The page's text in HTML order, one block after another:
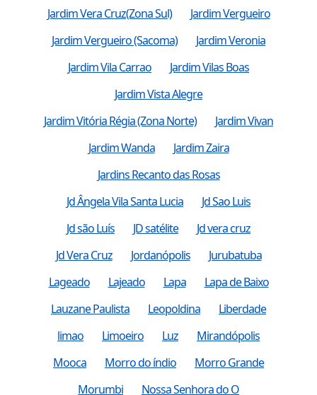
Jardim Vera Cruz(Zona Sul)
Jardim Vergueiro
Jardim Vergueiro (Sacoma)
Jardim Veronia
Jardim Vila Carrao
Jardim Vilas Boas
Jardim Vista Alegre
Jardim Vitória Régia (Zona Norte)
Jardim Vivan
Jardim Wanda
Jardim Zaira
Jardins Recanto das Rosas
Jd Ângela Vila Santa Lucia
Jd Sao Luis
Jd são Luís
JD satélite
Jd vera cruz
Jd Vera Cruz
Jordanópolis
Jurubatuba
Lageado
Lajeado Lapa
Lapa de Baixo
Lauzane Paulista
Leopoldina
Liberdade
limao
Limoeiro Luz
Mirandópolis
Mooca
Morro do índio
Morro Grande
Morumbi
Nossa Senhora do O